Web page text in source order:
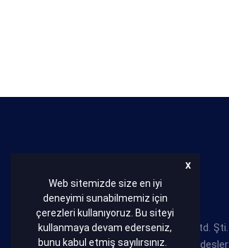
Web sitemizde size en iyi
deneyimi sunabilmemiz için
çerezleri kullanıyoruz. Bu siteyi
kullanmaya devam ederseniz,
bunu kabul etmiş sayılırsınız.
X
HAKKIMIZDA
Bakır Conta Balata San. Tic. Ltd. Şti.
Abdullah ve Behzat ABACI kardeşler